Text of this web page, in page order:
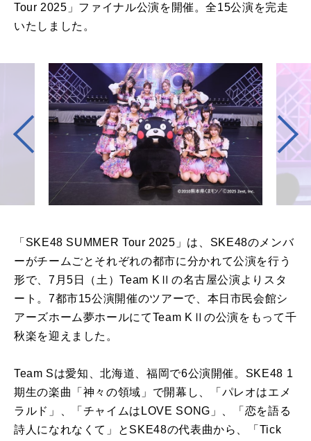
Tour 2025」ファイナル公演を開催。全15公演を完走
いたしました。
「SKE48 SUMMER Tour 2025」は、SKE48のメンバ
ーがチームごとそれぞれの都市に分かれて公演を行う
形で、7月5日（土）Team KⅡの名古屋公演よりスタ
ート。7都市15公演開催のツアーで、本日市民会館シ
アーズホーム夢ホールにてTeam KⅡの公演をもって千
秋楽を迎えました。
Team Sは愛知、北海道、福岡で6公演開催。SKE48 1
期生の楽曲「神々の領域」で開幕し、「パレオはエメ
ラルド」、「チャイムはLOVE SONG」、「恋を語る
詩人になれなくて」とSKE48の代表曲から、「Tick